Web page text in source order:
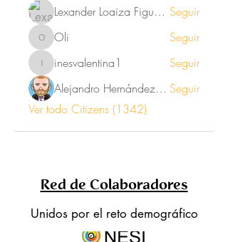
Lexander Loaiza Figueroa Seguir
Oli Oli Seguir
inesvalentina1
inesvalentina1
Seguir
Alejandro Hernández Renner Seguir
Ver todo Citizens (1342)
Red de Colaboradores
Unidos por el reto demográfico